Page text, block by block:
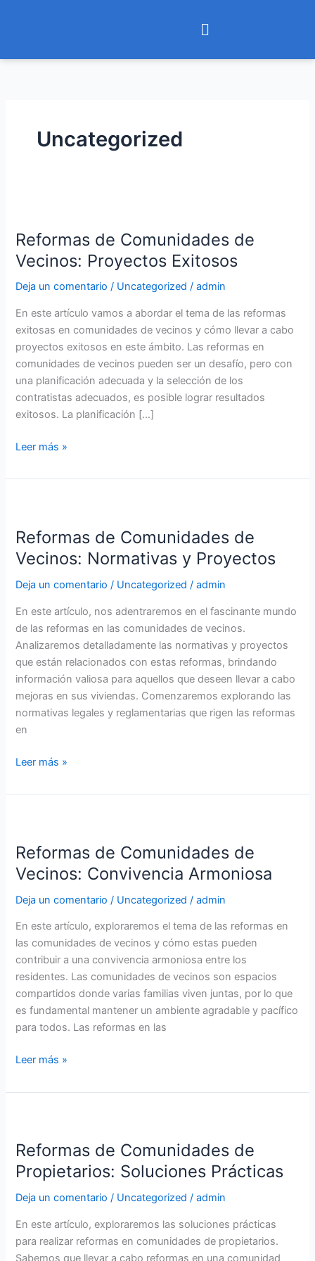
Menú
Uncategorized
Reformas de Comunidades de
Vecinos: Proyectos Exitosos
Deja un comentario / Uncategorized /admin
En este artículo vamos a abordar el tema de las reformas
exitosas en comunidades de vecinos y cómo llevar a cabo
proyectos exitosos en este ámbito. Las reformas en
comunidades de vecinos pueden ser un desafío, pero con
una planificación adecuada y la selección de los
contratistas adecuados, es posible lograr resultados
exitosos. La planificación […]
Comunidades
de
Proyectos
Exitosos
Leer más »
Reformas de Comunidades de
Vecinos: Normativas y Proyectos
Deja un comentario / Uncategorized /admin
En este artículo, nos adentraremos en el fascinante mundo
de las reformas en las comunidades de vecinos.
Analizaremos detalladamente las normativas y proyectos
que están relacionados con estas reformas, brindando
información valiosa para aquellos que deseen llevar a cabo
mejoras en sus viviendas. Comenzaremos explorando las
normativas legales y reglamentarias que rigen las reformas
en
Comunidades
de
Normativas
Leer más »
Reformas de Comunidades de
Vecinos: Convivencia Armoniosa
Deja un comentario / Uncategorized /admin
En este artículo, exploraremos el tema de las reformas en
las comunidades de vecinos y cómo estas pueden
contribuir a una convivencia armoniosa entre los
residentes. Las comunidades de vecinos son espacios
compartidos donde varias familias viven juntas, por lo que
es fundamental mantener un ambiente agradable y pacífico
para todos. Las reformas en las
Comunidades
de
Convivencia
Armoniosa
Leer más »
Reformas de Comunidades de
Propietarios: Soluciones Prácticas
Deja un comentario / Uncategorized /admin
En este artículo, exploraremos las soluciones prácticas
para realizar reformas en comunidades de propietarios.
Sabemos que llevar a cabo reformas en una comunidad
Comunidades
de
Propietarios:
Soluciones